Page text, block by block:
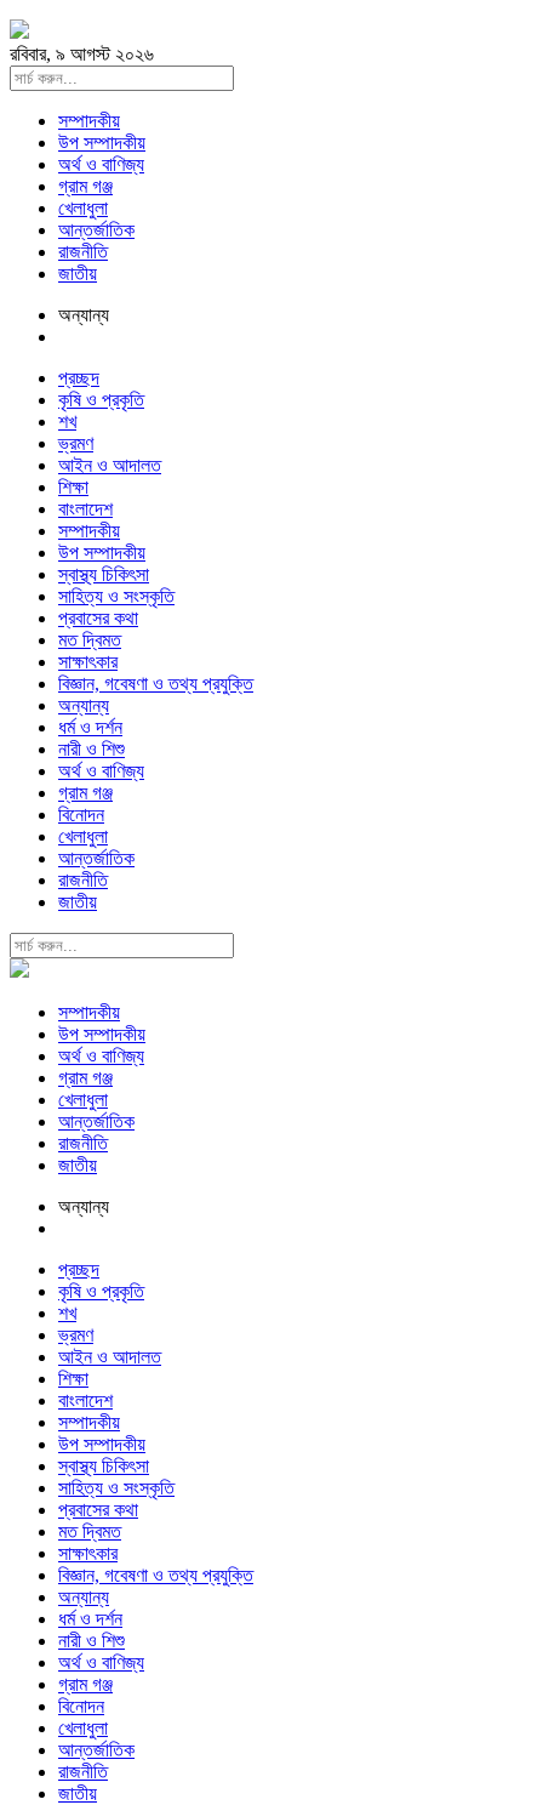
রবিবার, ৯ আগস্ট ২০২৬
সম্পাদকীয়
উপ সম্পাদকীয়
অর্থ ও বাণিজ্য
গ্রাম গঞ্জ
খেলাধুলা
আন্তর্জাতিক
রাজনীতি
জাতীয়
অন্যান্য
প্রচ্ছদ
কৃষি ও প্রকৃতি
শখ
ভ্রমণ
আইন ও আদালত
শিক্ষা
বাংলাদেশ
সম্পাদকীয়
উপ সম্পাদকীয়
স্বাস্থ্য চিকিৎসা
সাহিত্য ও সংস্কৃতি
প্রবাসের কথা
মত দ্বিমত
সাক্ষাৎকার
বিজ্ঞান, গবেষণা ও তথ্য প্রযুক্তি
অন্যান্য
ধর্ম ও দর্শন
নারী ও শিশু
অর্থ ও বাণিজ্য
গ্রাম গঞ্জ
বিনোদন
খেলাধুলা
আন্তর্জাতিক
রাজনীতি
জাতীয়
সম্পাদকীয়
উপ সম্পাদকীয়
অর্থ ও বাণিজ্য
গ্রাম গঞ্জ
খেলাধুলা
আন্তর্জাতিক
রাজনীতি
জাতীয়
অন্যান্য
প্রচ্ছদ
কৃষি ও প্রকৃতি
শখ
ভ্রমণ
আইন ও আদালত
শিক্ষা
বাংলাদেশ
সম্পাদকীয়
উপ সম্পাদকীয়
স্বাস্থ্য চিকিৎসা
সাহিত্য ও সংস্কৃতি
প্রবাসের কথা
মত দ্বিমত
সাক্ষাৎকার
বিজ্ঞান, গবেষণা ও তথ্য প্রযুক্তি
অন্যান্য
ধর্ম ও দর্শন
নারী ও শিশু
অর্থ ও বাণিজ্য
গ্রাম গঞ্জ
বিনোদন
খেলাধুলা
আন্তর্জাতিক
রাজনীতি
জাতীয়